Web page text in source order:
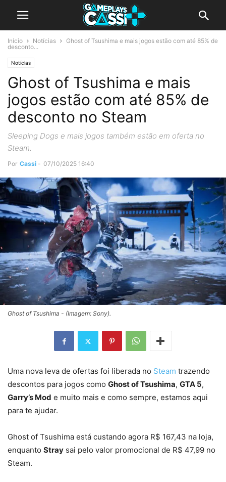
Início Notícias
Ghost of Tsushima e mais jogos estão com até 85% de
desconto...
Notícias
Ghost of Tsushima e mais
jogos estão com até 85% de
desconto no Steam
Sleeping Dogs e mais jogos também estão em oferta no
Steam.
Por Cassi - 07/10/2025 16:40
Ghost of Tsushima - (Imagem: Sony).
Uma nova leva de ofertas foi liberada no Steam trazendo
descontos para jogos como Ghost of Tsushima, GTA 5,
Garry’s Mod e muito mais e como sempre, estamos aqui
para te ajudar.
Ghost of Tsushima está custando agora R$ 167,43 na loja,
enquanto Stray sai pelo valor promocional de R$ 47,99 no
Steam.